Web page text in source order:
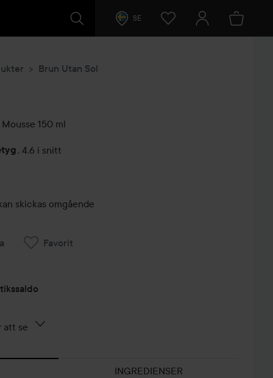
SE
Brun Utan Sol
150 ml
, 4.6 i snitt
skickas omgående
Favorit
att se
INGREDIENSER